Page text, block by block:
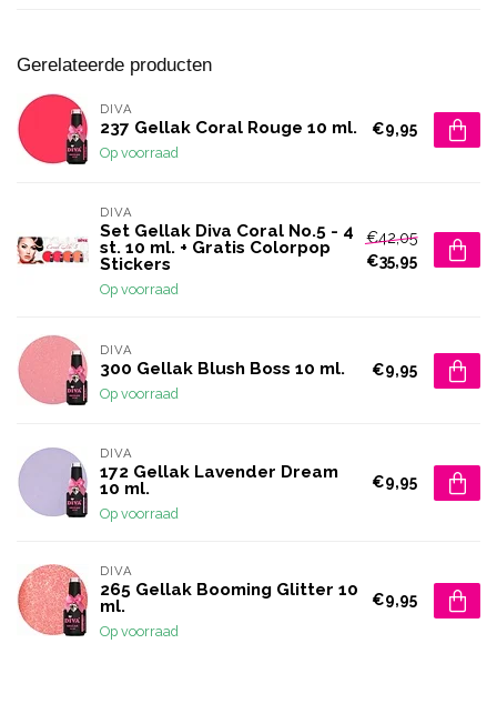
Gerelateerde producten
DIVA
237 Gellak Coral Rouge 10 ml.
Op voorraad
€9,95
DIVA
Set Gellak Diva Coral No.5 - 4
st. 10 ml. + Gratis Colorpop
Stickers
Op voorraad
€42,05
€35,95
DIVA
300 Gellak Blush Boss 10 ml.
Op voorraad
€9,95
DIVA
172 Gellak Lavender Dream
10 ml.
Op voorraad
€9,95
DIVA
265 Gellak Booming Glitter 10
ml.
Op voorraad
€9,95